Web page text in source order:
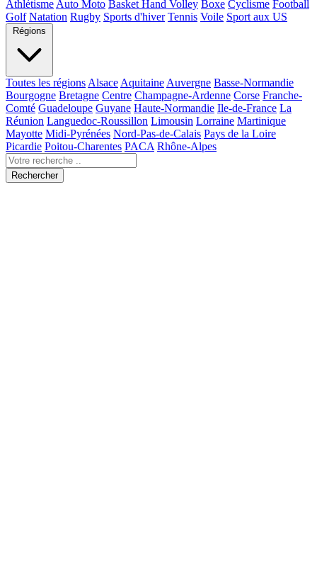
Athlétisme Auto Moto Basket Hand Volley Boxe Cyclisme Football
Golf Natation Rugby Sports d'hiver Tennis Voile Sport aux US
Régions
Toutes les régions Alsace Aquitaine Auvergne Basse-Normandie
Bourgogne Bretagne Centre Champagne-Ardenne Corse Franche-
Comté Guadeloupe Guyane Haute-Normandie Ile-de-France La
Réunion Languedoc-Roussillon Limousin Lorraine Martinique
Mayotte Midi-Pyrénées Nord-Pas-de-Calais Pays de la Loire
Picardie Poitou-Charentes PACA Rhône-Alpes
Rechercher